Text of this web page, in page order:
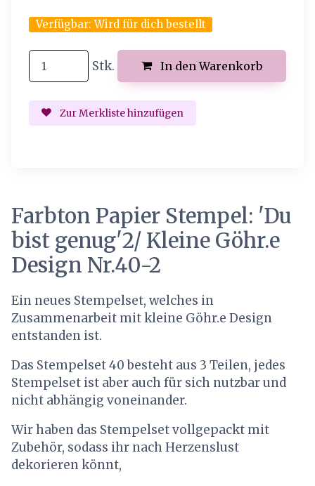
Verfügbar:Wird für dich bestellt
Stk. In den Warenkorb
Zur Merkliste hinzufügen
Farbton Papier Stempel: 'Du
bist genug'2/ Kleine Göhr.e
Design Nr.40-2
Ein neues Stempelset, welches in
Zusammenarbeit mit kleine Göhr.e Design
entstanden ist.
Das Stempelset 40 besteht aus 3 Teilen, jedes
Stempelset ist aber auch für sich nutzbar und
nicht abhängig voneinander.
Wir haben das Stempelset vollgepackt mit
Zubehör, sodass ihr nach Herzenslust
dekorieren könnt,